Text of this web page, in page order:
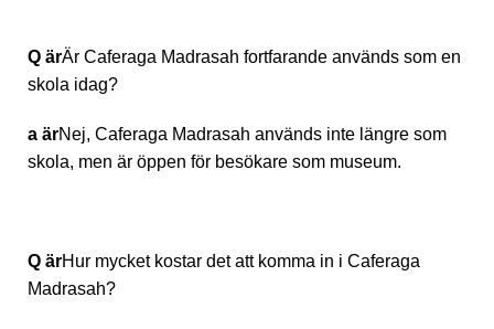
Q ärÄr Caferaga Madrasah fortfarande används som en
skola idag?
a ärNej, Caferaga Madrasah används inte längre som
skola, men är öppen för besökare som museum.
Q ärHur mycket kostar det att komma in i Caferaga
Madrasah?